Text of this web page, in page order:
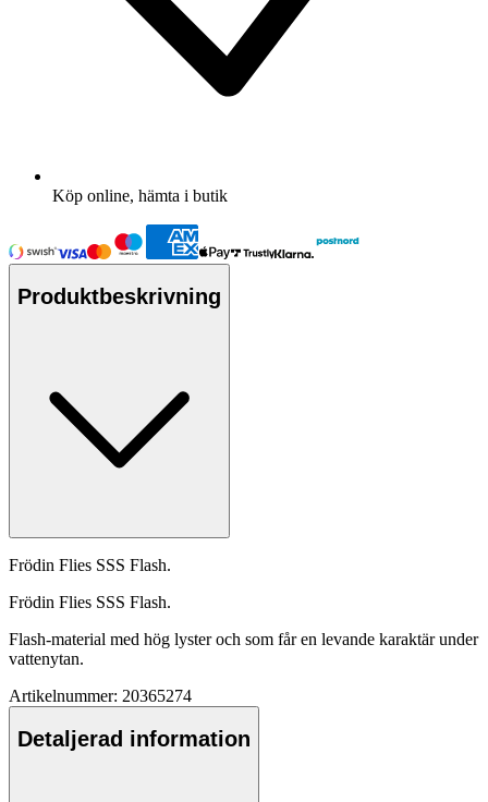
Köp online, hämta i butik
Produktbeskrivning
Frödin Flies SSS Flash.
Frödin Flies SSS Flash.
Flash-material med hög lyster och som får en levande karaktär under
vattenytan.
Artikelnummer: 20365274
Detaljerad information